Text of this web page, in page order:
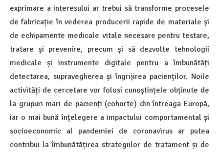
exprimare a interesului ar trebui să transforme procesele
de fabricație în vederea producerii rapide de materiale și
de echipamente medicale vitale necesare pentru testare,
tratare și prevenire, precum și să dezvolte tehnologii
medicale și instrumente digitale pentru a îmbunătăți
detectarea, supravegherea și îngrijirea pacienților. Noile
activități de cercetare vor folosi cunoștințele obținute de
la grupuri mari de pacienți (cohorte) din întreaga Europă,
iar o mai bună înțelegere a impactului comportamental și
socioeconomic al pandemiei de coronavirus ar putea
contribui la îmbunătățirea strategiilor de tratament și de